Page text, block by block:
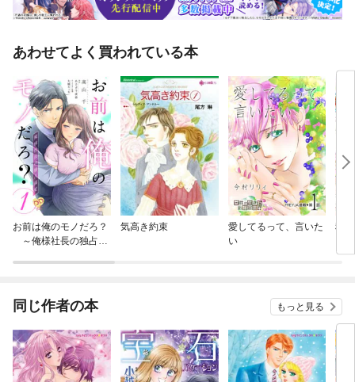
あわせてよく買われている本
お前は俺のモノだろ？
～俺様社長の独占溺
気高き約束
愛してるって、言いた
い
秘
同じ作者の本 もっと見る